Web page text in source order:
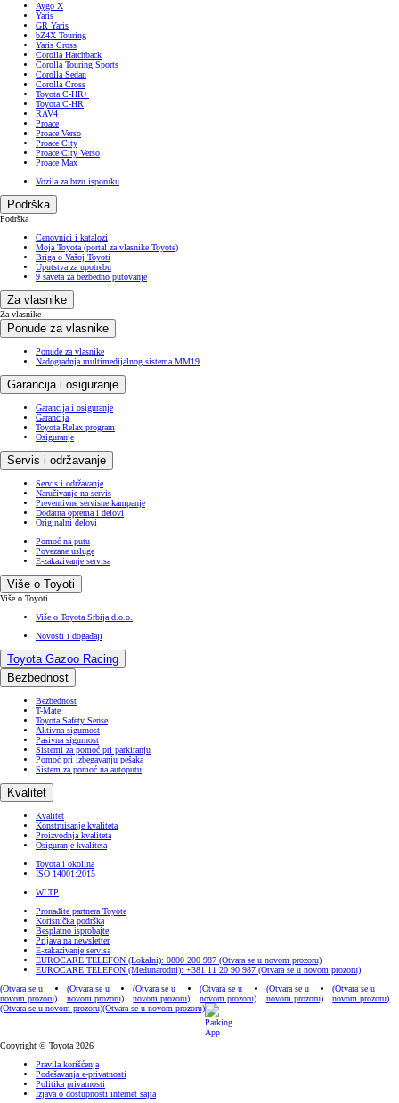
Aygo X
Yaris
GR Yaris
bZ4X Touring
Yaris Cross
Corolla Hatchback
Corolla Touring Sports
Corolla Sedan
Corolla Cross
Toyota C-HR+
Toyota C-HR
RAV4
Proace
Proace Verso
Proace City
Proace City Verso
Proace Max
Vozila za brzu isporuku
Podrška
Podrška
Cenovnici i katalozi
Moja Toyota (portal za vlasnike Toyote)
Briga o Vašoj Toyoti
Uputstva za upotrebu
9 saveta za bezbedno putovanje
Za vlasnike
Za vlasnike
Ponude za vlasnike
Ponude za vlasnike
Nadogradnja multimedijalnog sistema MM19
Garancija i osiguranje
Garancija i osiguranje
Garancija
Toyota Relax program
Osiguranje
Servis i održavanje
Servis i održavanje
Naručivanje na servis
Preventivne servisne kampanje
Dodatna oprema i delovi
Originalni delovi
Pomoć na putu
Povezane usluge
E-zakazivanje servisa
Više o Toyoti
Više o Toyoti
Više o Toyota Srbija d.o.o.
Novosti i događaji
Toyota Gazoo Racing
Bezbednost
Bezbednost
T-Mate
Toyota Safety Sense
Aktivna sigurnost
Pasivna sigurnost
Sistemi za pomoć pri parkiranju
Pomoć pri izbegavanju pešaka
Sistem za pomoć na autoputu
Kvalitet
Kvalitet
Konstruisanje kvaliteta
Proizvodnja kvaliteta
Osiguranje kvaliteta
Toyota i okolina
ISO 14001:2015
WLTP
Pronađite partnera Toyote
Korisnička podrška
Besplatno isprobajte
Prijava na newsletter
E-zakazivanje servisa
EUROCARE TELEFON (Lokalni): 0800 200 987 (Otvara se u novom prozoru)
EUROCARE TELEFON (Međunarodni): +381 11 20 90 987 (Otvara se u novom prozoru)
(Otvara se u
novom prozoru)
(Otvara se u
novom prozoru)
(Otvara se u
novom prozoru)
(Otvara se u
novom prozoru)
(Otvara se u
novom prozoru)
(Otvara se u
novom prozoru)
(Otvara se u novom prozoru)(Otvara se u novom prozoru)
Copyright © Toyota 2026
Pravila korišćenja
Podešavanja e-privatnosti
Politika privatnosti
Izjava o dostupnosti internet sajta